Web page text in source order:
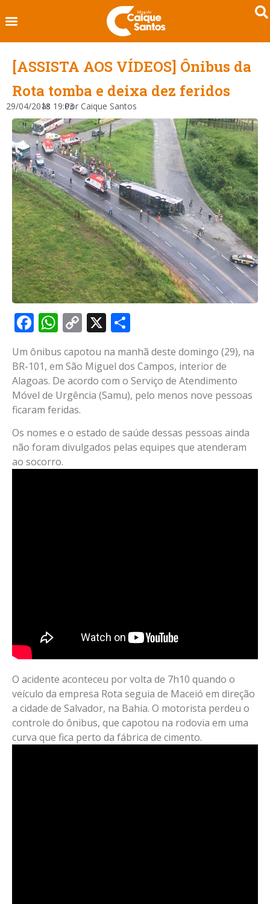
[ASSISTA AOS VÍDEOS] Ônibus da
Rota tomba e deixa dez feridos
29/04/2018
às 19:03
Por Caique Santos
Facebook
WhatsApp
Copy
Link
X
Um ônibus capotou na manhã deste domingo (29), na
BR-101, em São Miguel dos Campos, interior de
Alagoas. De acordo com o Serviço de Atendimento
Móvel de Urgência (Samu), pelo menos nove pessoas
ficaram feridas.
Os nomes e o estado de saúde dessas pessoas ainda
não foram divulgados pelas equipes que atenderam
ao socorro.
O acidente aconteceu por volta de 7h10 quando o
veículo da empresa Rota seguia de Maceió em direção
a cidade de Salvador, na Bahia. O motorista perdeu o
controle do ônibus, que capotou na rodovia em uma
curva que fica perto da fábrica de cimento.